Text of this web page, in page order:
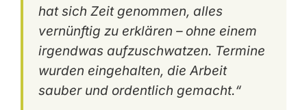
hat sich Zeit genommen, alles
vernünftig zu erklären – ohne einem
irgendwas aufzuschwatzen. Termine
wurden eingehalten, die Arbeit
sauber und ordentlich gemacht.“